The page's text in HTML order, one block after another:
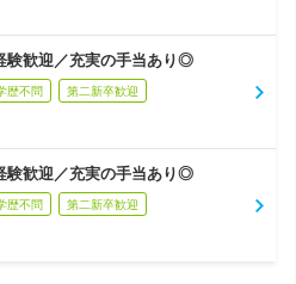
験歓迎／充実の手当あり◎
歴不問 第二新卒歓迎
験歓迎／充実の手当あり◎
歴不問 第二新卒歓迎